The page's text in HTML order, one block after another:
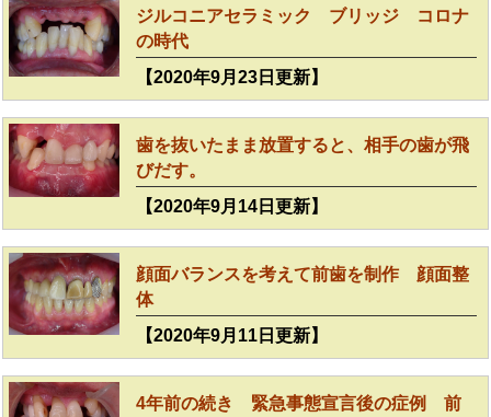
ジルコニアセラミック ブリッジ コロナ
の時代
【2020年9月23日更新】
歯を抜いたまま放置すると、相手の歯が飛
びだす。
【2020年9月14日更新】
顔面バランスを考えて前歯を制作 顔面整
体
【2020年9月11日更新】
4年前の続き 緊急事態宣言後の症例 前